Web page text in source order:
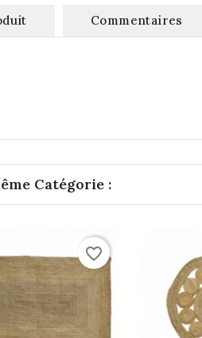
Commentaires
Catégorie :
favorite_border